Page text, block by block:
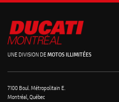
UNE DIVISION DEMOTOS ILLIMITÉES
7100 Boul. Métropolitain E.
Montréal, Québec